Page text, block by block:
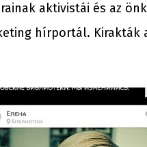
aktivistái és az
hírportál. Kirakták